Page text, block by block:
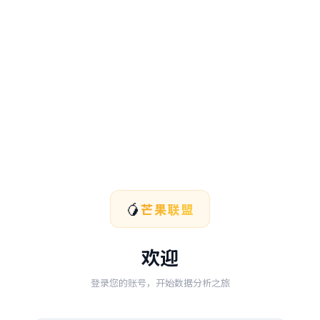
🥭芒果联盟
欢迎
登录您的账号，开始数据分析之旅